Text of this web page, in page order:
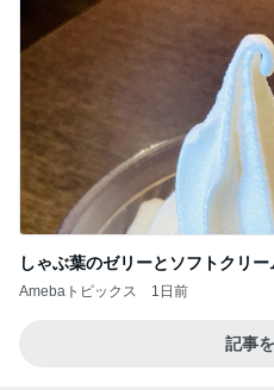
しゃぶ葉のゼリーとソフトクリー
Amebaトピックス 1日前
記事